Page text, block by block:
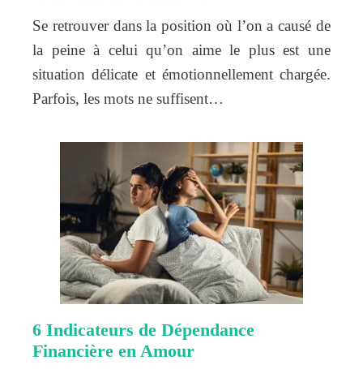
Se retrouver dans la position où l’on a causé de
la peine à celui qu’on aime le plus est une
situation délicate et émotionnellement chargée.
Parfois, les mots ne suffisent…
6 Indicateurs de Dépendance
Financière en Amour